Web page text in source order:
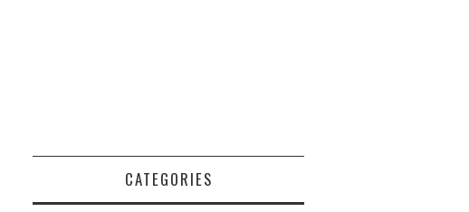
CATEGORIES